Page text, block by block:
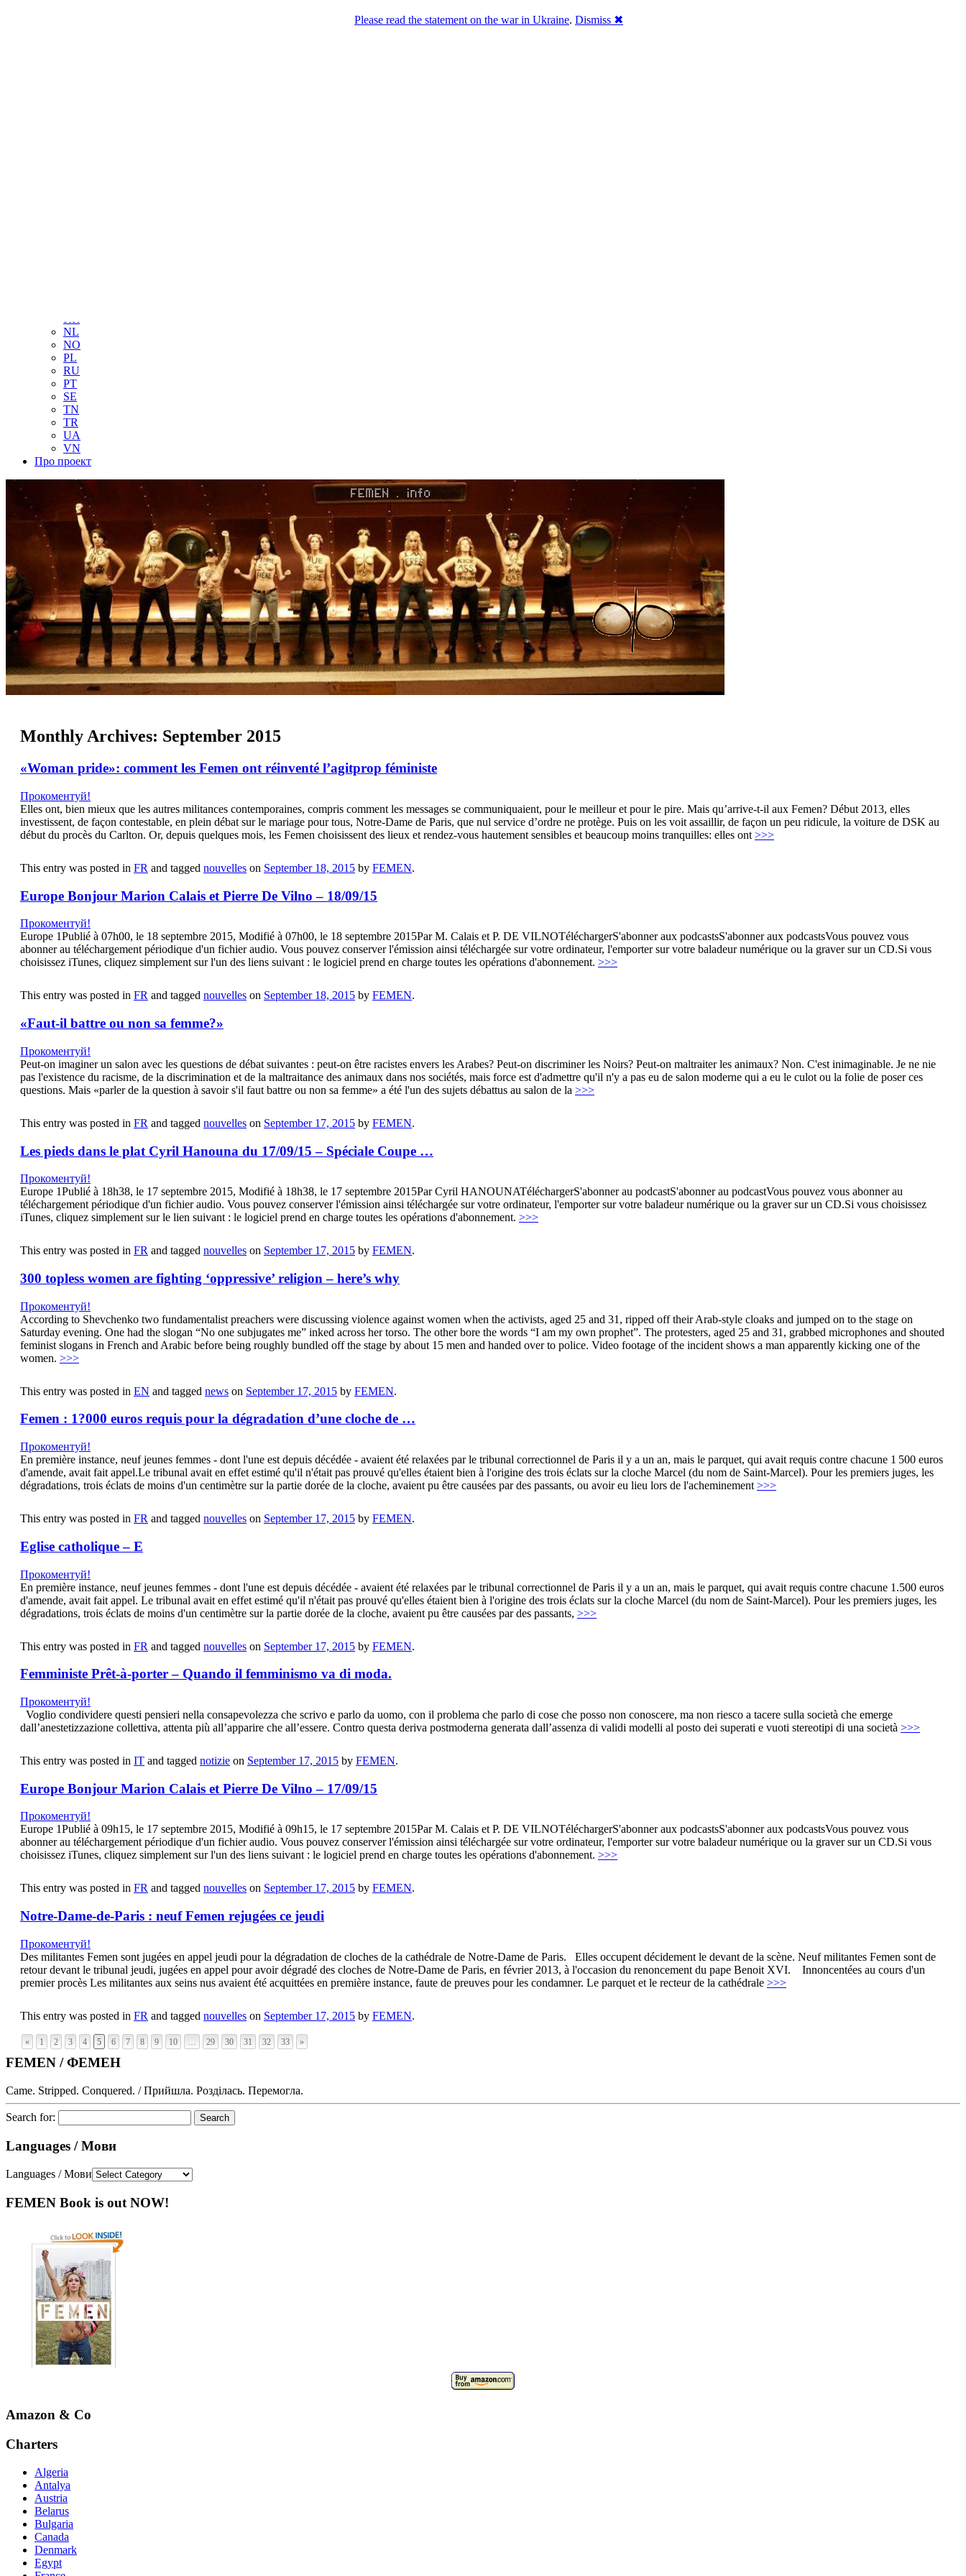
KR
NL
NO
PL
RU
PT
SE
TN
TR
UA
VN
Про проект
Monthly Archives: September 2015
«Woman pride»: comment les Femen ont réinventé l’agitprop féministe
Прокоментуй!
Elles ont, bien mieux que les autres militances contemporaines, compris comment les messages se communiquaient, pour le meilleur et pour le pire. Mais qu’arrive-t-il aux Femen? Début 2013, elles
investissent, de façon contestable, en plein débat sur le mariage pour tous, Notre-Dame de Paris, que nul service d’ordre ne protège. Puis on les voit assaillir, de façon un peu ridicule, la voiture de DSK au
début du procès du Carlton. Or, depuis quelques mois, les Femen choisissent des lieux et rendez-vous hautement sensibles et beaucoup moins tranquilles: elles ont >>>
This entry was posted in FR and tagged nouvelles on September 18, 2015 by FEMEN.
Europe Bonjour Marion Calais et Pierre De Vilno – 18/09/15
Прокоментуй!
Europe 1Publié à 07h00, le 18 septembre 2015, Modifié à 07h00, le 18 septembre 2015Par M. Calais et P. DE VILNOTéléchargerS'abonner aux podcastsS'abonner aux podcastsVous pouvez vous
abonner au téléchargement périodique d'un fichier audio. Vous pouvez conserver l'émission ainsi téléchargée sur votre ordinateur, l'emporter sur votre baladeur numérique ou la graver sur un CD.Si vous
choisissez iTunes, cliquez simplement sur l'un des liens suivant : le logiciel prend en charge toutes les opérations d'abonnement. >>>
This entry was posted in FR and tagged nouvelles on September 18, 2015 by FEMEN.
«Faut-il battre ou non sa femme?»
Прокоментуй!
Peut-on imaginer un salon avec les questions de débat suivantes : peut-on être racistes envers les Arabes? Peut-on discriminer les Noirs? Peut-on maltraiter les animaux? Non. C'est inimaginable. Je ne nie
pas l'existence du racisme, de la discrimination et de la maltraitance des animaux dans nos sociétés, mais force est d'admettre qu'il n'y a pas eu de salon moderne qui a eu le culot ou la folie de poser ces
questions. Mais «parler de la question à savoir s'il faut battre ou non sa femme» a été l'un des sujets débattus au salon de la >>>
This entry was posted in FR and tagged nouvelles on September 17, 2015 by FEMEN.
Les pieds dans le plat Cyril Hanouna du 17/09/15 – Spéciale Coupe …
Прокоментуй!
Europe 1Publié à 18h38, le 17 septembre 2015, Modifié à 18h38, le 17 septembre 2015Par Cyril HANOUNATéléchargerS'abonner au podcastS'abonner au podcastVous pouvez vous abonner au
téléchargement périodique d'un fichier audio. Vous pouvez conserver l'émission ainsi téléchargée sur votre ordinateur, l'emporter sur votre baladeur numérique ou la graver sur un CD.Si vous choisissez
iTunes, cliquez simplement sur le lien suivant : le logiciel prend en charge toutes les opérations d'abonnement. >>>
This entry was posted in FR and tagged nouvelles on September 17, 2015 by FEMEN.
300 topless women are fighting ‘oppressive’ religion – here’s why
Прокоментуй!
According to Shevchenko two fundamentalist preachers were discussing violence against women when the activists, aged 25 and 31, ripped off their Arab-style cloaks and jumped on to the stage on
Saturday evening. One had the slogan “No one subjugates me” inked across her torso. The other bore the words “I am my own prophet”. The protesters, aged 25 and 31, grabbed microphones and shouted
feminist slogans in French and Arabic before being roughly bundled off the stage by about 15 men and handed over to police. Video footage of the incident shows a man apparently kicking one of the
women. >>>
This entry was posted in EN and tagged news on September 17, 2015 by FEMEN.
Femen : 1?000 euros requis pour la dégradation d’une cloche de …
Прокоментуй!
En première instance, neuf jeunes femmes - dont l'une est depuis décédée - avaient été relaxées par le tribunal correctionnel de Paris il y a un an, mais le parquet, qui avait requis contre chacune 1 500 euros
d'amende, avait fait appel.Le tribunal avait en effet estimé qu'il n'était pas prouvé qu'elles étaient bien à l'origine des trois éclats sur la cloche Marcel (du nom de Saint-Marcel). Pour les premiers juges, les
dégradations, trois éclats de moins d'un centimètre sur la partie dorée de la cloche, avaient pu être causées par des passants, ou avoir eu lieu lors de l'acheminement >>>
This entry was posted in FR and tagged nouvelles on September 17, 2015 by FEMEN.
Eglise catholique – E
Прокоментуй!
En première instance, neuf jeunes femmes - dont l'une est depuis décédée - avaient été relaxées par le tribunal correctionnel de Paris il y a un an, mais le parquet, qui avait requis contre chacune 1.500 euros
d'amende, avait fait appel. Le tribunal avait en effet estimé qu'il n'était pas prouvé qu'elles étaient bien à l'origine des trois éclats sur la cloche Marcel (du nom de Saint-Marcel). Pour les premiers juges, les
dégradations, trois éclats de moins d'un centimètre sur la partie dorée de la cloche, avaient pu être causées par des passants, >>>
This entry was posted in FR and tagged nouvelles on September 17, 2015 by FEMEN.
Femministe Prêt-à-porter – Quando il femminismo va di moda.
Прокоментуй!
Voglio condividere questi pensieri nella consapevolezza che scrivo e parlo da uomo, con il problema che parlo di cose che posso non conoscere, ma non riesco a tacere sulla società che emerge
dall’anestetizzazione collettiva, attenta più all’apparire che all’essere. Contro questa deriva postmoderna generata dall’assenza di validi modelli al posto dei superati e vuoti stereotipi di una società >>>
This entry was posted in IT and tagged notizie on September 17, 2015 by FEMEN.
Europe Bonjour Marion Calais et Pierre De Vilno – 17/09/15
Прокоментуй!
Europe 1Publié à 09h15, le 17 septembre 2015, Modifié à 09h15, le 17 septembre 2015Par M. Calais et P. DE VILNOTéléchargerS'abonner aux podcastsS'abonner aux podcastsVous pouvez vous
abonner au téléchargement périodique d'un fichier audio. Vous pouvez conserver l'émission ainsi téléchargée sur votre ordinateur, l'emporter sur votre baladeur numérique ou la graver sur un CD.Si vous
choisissez iTunes, cliquez simplement sur l'un des liens suivant : le logiciel prend en charge toutes les opérations d'abonnement. >>>
This entry was posted in FR and tagged nouvelles on September 17, 2015 by FEMEN.
Notre-Dame-de-Paris : neuf Femen rejugées ce jeudi
Прокоментуй!
Des militantes Femen sont jugées en appel jeudi pour la dégradation de cloches de la cathédrale de Notre-Dame de Paris. Elles occupent décidement le devant de la scène. Neuf militantes Femen sont de
retour devant le tribunal jeudi, jugées en appel pour avoir dégradé des cloches de Notre-Dame de Paris, en février 2013, à l'occasion du renoncement du pape Benoit XVI. Innoncentées au cours d'un
premier procès Les militantes aux seins nus avaient été acquittées en première instance, faute de preuves pour les condamner. Le parquet et le recteur de la cathédrale >>>
This entry was posted in FR and tagged nouvelles on September 17, 2015 by FEMEN.
« 1 2 3 4 5 6 7 8 9 10 … 29 30 31 32 33 »
FEMEN / ФЕМЕН
Came. Stripped. Conquered. / Прийшла. Розділась. Перемогла.
Search for:
Languages / Мови
Languages / Мови
FEMEN Book is out NOW!
Amazon & Co
Charters
Algeria
Antalya
Austria
Belarus
Bulgaria
Canada
Denmark
Egypt
Please read the statement on the war in Ukraine. Dismiss ✖